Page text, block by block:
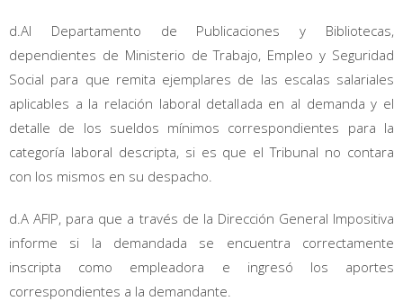
d.Al Departamento de Publicaciones y Bibliotecas,
dependientes de Ministerio de Trabajo, Empleo y Seguridad
Social para que remita ejemplares de las escalas salariales
aplicables a la relación laboral detallada en al demanda y el
detalle de los sueldos mínimos correspondientes para la
categoría laboral descripta, si es que el Tribunal no contara
con los mismos en su despacho.
d.A AFIP, para que a través de la Dirección General Impositiva
informe si la demandada se encuentra correctamente
inscripta como empleadora e ingresó los aportes
correspondientes a la demandante.